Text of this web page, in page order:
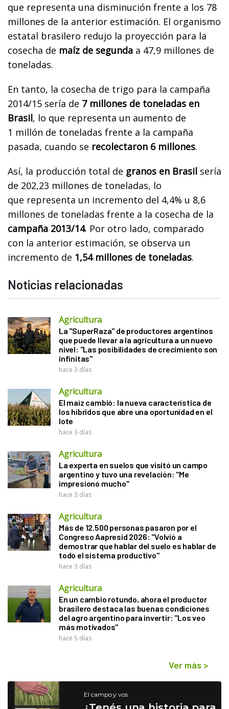
que representa una disminución frente a los 78
millones de la anterior estimación. El organismo
estatal brasilero redujo la proyección para la
cosecha de maíz de segunda a 47,9 millones de
toneladas.
En tanto, la cosecha de trigo para la campaña
2014/15 sería de 7 millones de toneladas en
Brasil, lo que representa un aumento de
1 millón de toneladas frente a la campaña
pasada, cuando se recolectaron 6 millones.
Así, la producción total de granos en Brasil sería
de 202,23 millones de toneladas, lo
que representa un incremento del 4,4% u 8,6
millones de toneladas frente a la cosecha de la
campaña 2013/14. Por otro lado, comparado
con la anterior estimación, se observa un
incremento de 1,54 millones de toneladas.
Noticias relacionadas
Agricultura
La "SuperRaza" de productores argentinos
que puede llevar a la agricultura a un nuevo
nivel: "Las posibilidades de crecimiento son
infinitas"
hace 3 días
Agricultura
El maíz cambió: la nueva característica de
los híbridos que abre una oportunidad en el
lote
hace 3 días
Agricultura
La experta en suelos que visitó un campo
argentino y tuvo una revelación: "Me
impresionó mucho"
hace 3 días
Agricultura
Más de 12.500 personas pasaron por el
Congreso Aapresid 2026: "Volvió a
demostrar que hablar del suelo es hablar de
todo el sistema productivo"
hace 3 días
Agricultura
En un cambio rotundo, ahora el productor
brasilero destaca las buenas condiciones
del agro argentino para invertir: "Los veo
más motivados"
hace 5 días
Ver más >
El campo y vos